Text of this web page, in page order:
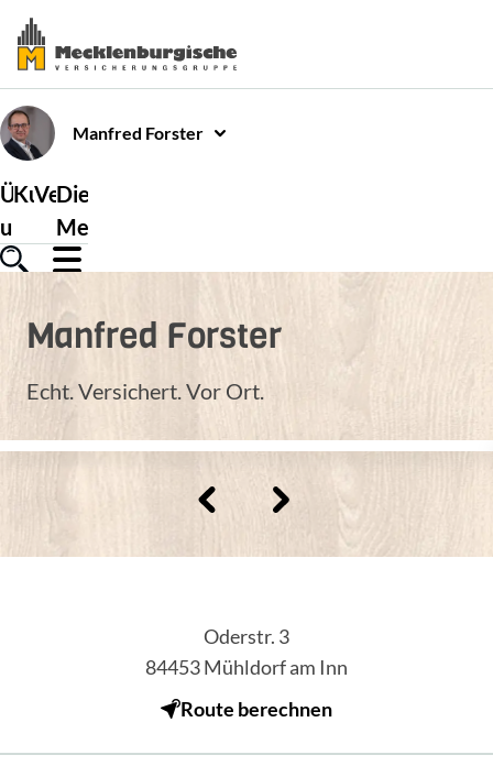
Manfred Forster
Über
uns
Kundenservice
Versicherungen
Die
Mecklenburgische
Manfred Forster
Echt. Versichert. Vor Ort.
Oderstr. 3
84453Mühldorf am Inn
Route berechnen